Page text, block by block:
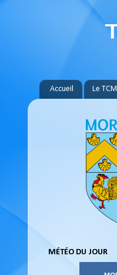
Accueil Le TCM
MÉTÉO DU JOUR